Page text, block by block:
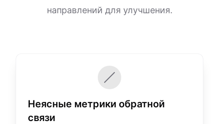
направлений для улучшения.
Неясные метрики обратной
связи